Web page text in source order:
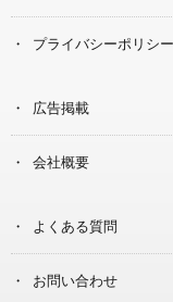
プライバシーポリシー
広告掲載
会社概要
よくある質問
お問い合わせ